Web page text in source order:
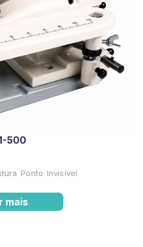
500
Ponto Invisível
mais